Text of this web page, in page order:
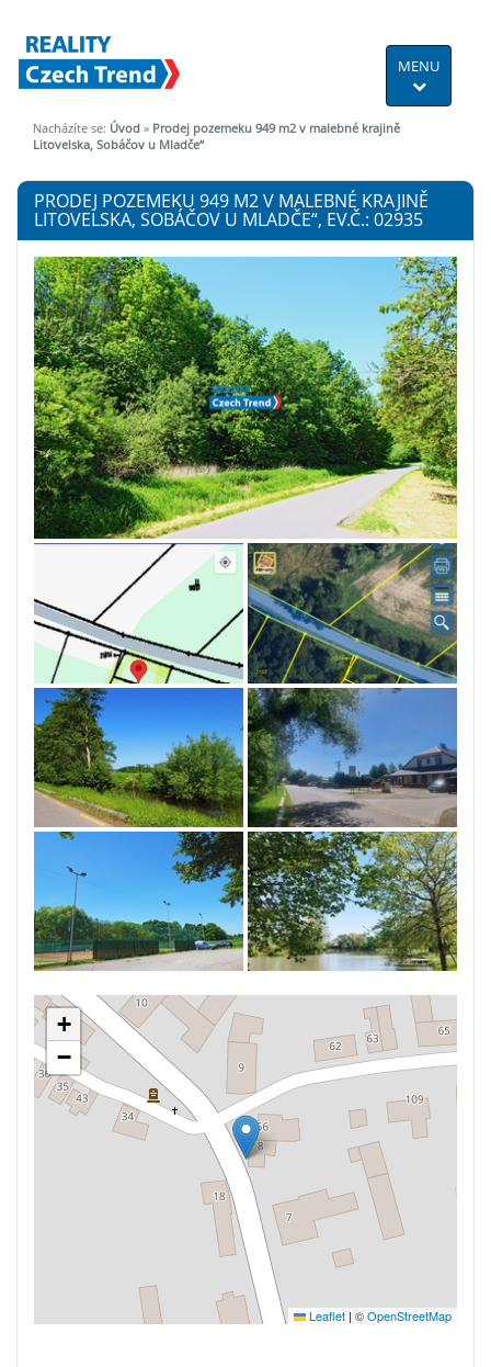
MENU
Nacházíte se: Úvod » Prodej pozemeku 949 m2 v malebné krajině
Litovelska, Sobáčov u Mladče“
PRODEJ POZEMEKU 949 M2 V MALEBNÉ KRAJINĚ
LITOVELSKA, SOBÁČOV U MLADČE“, EV.Č.: 02935
+
−
Leaflet | ©OpenStreetMap